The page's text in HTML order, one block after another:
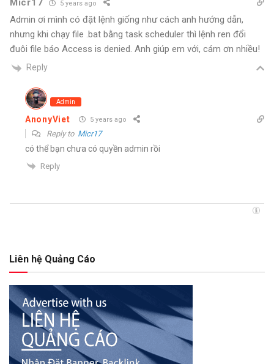
Micr17 5 years ago
Admin ơi mình có đặt lệnh giống như cách anh hướng dẫn,
nhưng khi chạy file .bat bằng task scheduler thì lệnh ren đổi
đuôi file báo Access is denied. Anh giúp em với, cám ơn nhiều!
Reply
Admin
AnonyViet 5 years ago
Reply to Micr17
có thể bạn chưa có quyền admin rồi
Reply
Liên hệ Quảng Cáo